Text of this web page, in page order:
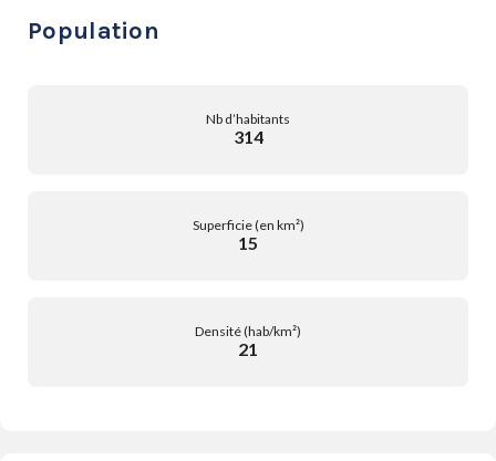
Population
Nb d’habitants
314
Superficie (en km²)
15
Densité (hab/km²)
21